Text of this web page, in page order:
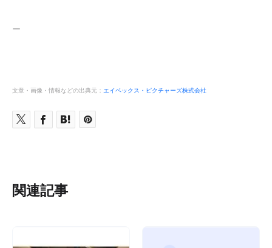
ー
文章・画像・情報などの出典元： エイベックス・ピクチャーズ株式会社
関連記事